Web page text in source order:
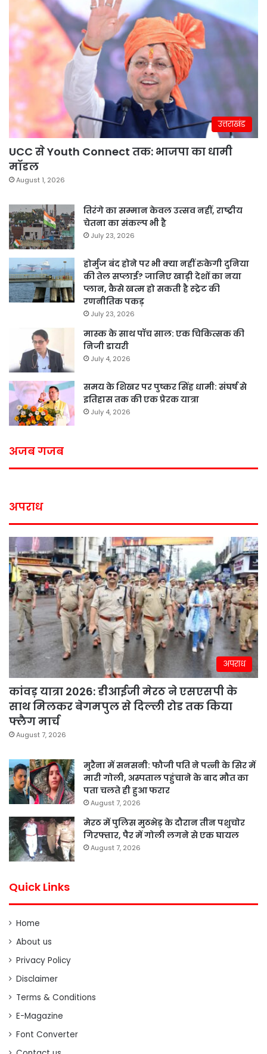
उत्तराखंड
UCC से Youth Connect तक: भाजपा का धामी
मॉडल
August 1, 2026
तिरंगे का सम्मान केवल उत्सव नहीं, राष्ट्रीय
चेतना का संकल्प भी है
July 23, 2026
होर्मुज बंद होने पर भी क्या नहीं रुकेगी दुनिया
की तेल सप्लाई? जानिए खाड़ी देशों का नया
प्लान, कैसे खत्म हो सकती है स्ट्रेट की
रणनीतिक पकड़
July 23, 2026
मास्क के साथ पॉच साल: एक चिकित्सक की
निजी डायरी
July 4, 2026
समय के शिखर पर पुष्कर सिंह धामी: संघर्ष से
इतिहास तक की एक प्रेरक यात्रा
July 4, 2026
अजब गजब
अपराध
अपराध
कांवड़ यात्रा 2026: डीआईजी मेरठ ने एसएसपी के
साथ मिलकर बेगमपुल से दिल्ली रोड तक किया
फ्लैग मार्च
August 7, 2026
मुरैना में सनसनी: फौजी पति ने पत्नी के सिर में
मारी गोली, अस्पताल पहुंचाने के बाद मौत का
पता चलते ही हुआ फरार
August 7, 2026
मेरठ में पुलिस मुठभेड़ के दौरान तीन पशुचोर
गिरफ्तार, पैर में गोली लगने से एक घायल
August 7, 2026
Quick Links
Home
About us
Privacy Policy
Disclaimer
Terms & Conditions
E-Magazine
Font Converter